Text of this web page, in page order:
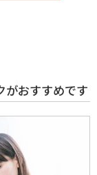
がおすすめです